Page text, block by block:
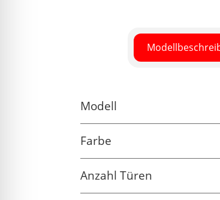
Modell
Farbe
Anzahl Türen